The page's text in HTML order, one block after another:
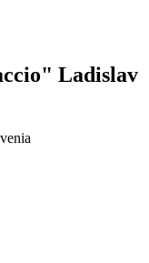
Ladislav